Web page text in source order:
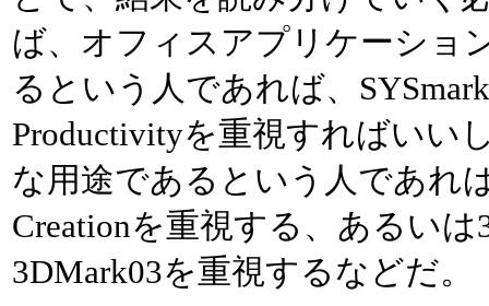
ば、オフィスアプリケーショ
るという人であれば、
Productivityを重視すればいい
な用途であるという人であれ
Creationを重視する、あるい
3DMark03を重視するなどだ。